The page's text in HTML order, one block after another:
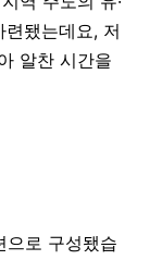
됐는데요, 저
알찬 시간을
으로 구성됐습